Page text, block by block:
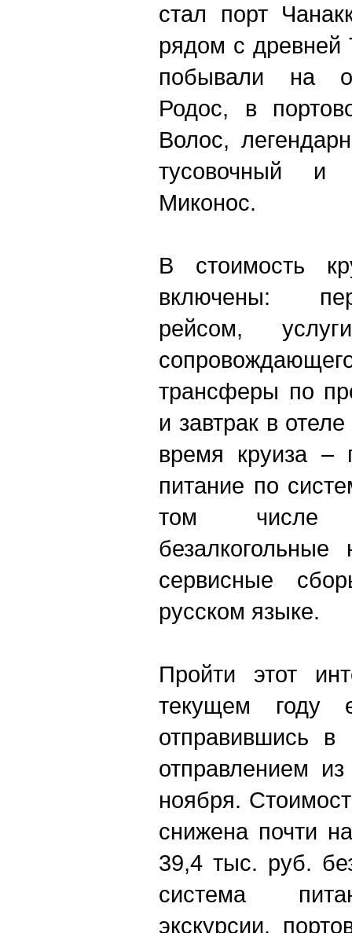
стал порт
рядом с древней
побывали на
Родос, в
Волос,
тусовочный и
Миконос.
В стоимость
включены:
рейсом,
трансферы по
и завтрак в
время круиза –
питание по
том числе
сервисные
русском языке.
Пройти этот
текущем году
отправившись
отправлением
ноября.
снижена почти
39,4 тыс. руб.
система
экскурсии,